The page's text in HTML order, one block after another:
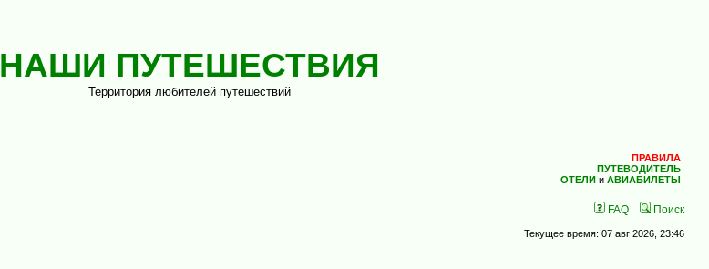
НАШИ ПУТЕШЕСТВИЯ
Территория любителей путешествий
ПРАВИЛА
ПУТЕВОДИТЕЛЬ
ОТЕЛИ и АВИАБИЛЕТЫ
FAQ Поиск
Текущее время: 07 авг 2026, 23:46